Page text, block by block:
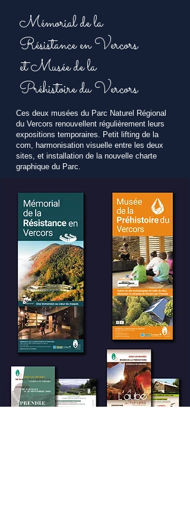
Mémorial de la
Résistance en Vercors
et Musée de la
Préhistoire du Vercors
Ces deux musées du Parc Naturel Régional
du Vercors renouvellent régulièrement leurs
expositions temporaires. Petit lifting de la
com, harmonisation visuelle entre les deux
sites, et installation de la nouvelle charte
graphique du Parc.